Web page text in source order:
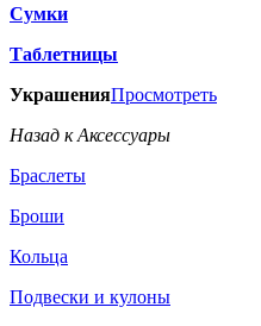
Сумки
Таблетницы
УкрашенияПросмотреть
Назад к Аксессуары
Браслеты
Броши
Кольца
Подвески и кулоны